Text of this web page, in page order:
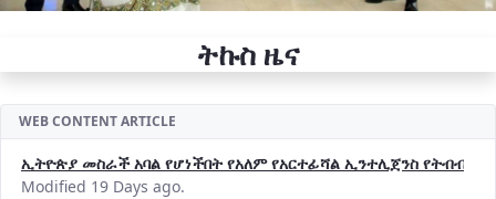
ትኩስ ዜና
WEB CONTENT ARTICLE
ኢትዮጵያ መስራች አባል የሆነችበት የአለም የአርተፊሻል ኢንተሊጀንስ የትብብር
Modified 19 Days ago.